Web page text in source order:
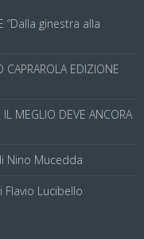
“Dalla ginestra alla
CAPRAROLA EDIZIONE
MEGLIO DEVE ANCORA
Nino Mucedda
Flavio Lucibello